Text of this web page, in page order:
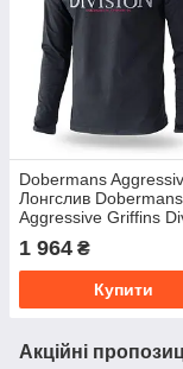
Dobermans
Лонгслив Dobermans
Aggressive Griffins
1 964 ₴
Купити
Акційні